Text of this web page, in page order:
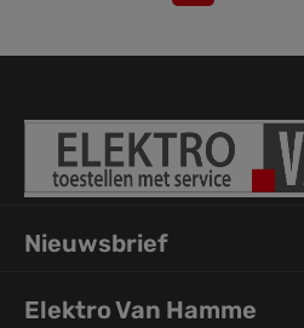
Nieuwsbrief
Elektro Van Hamme